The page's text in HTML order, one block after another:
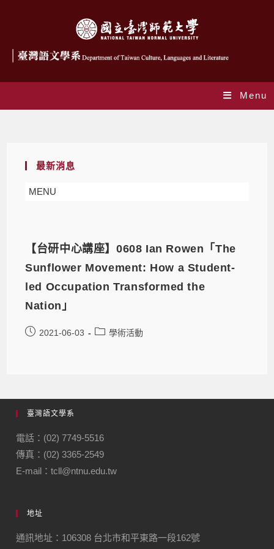
Menu
最新消息
MENU
【台研中心講座】0608 Ian Rowen「The
Sunflower Movement: How a Student-
led Occupation Transformed the
Nation」
2021-06-03 學術活動
臺灣語文學系
電話：(02) 7749-5516
傳真：(02) 3365-2549
E-mail：tcll@ntnu.edu.tw
地址
通訊地址：106308 台北市和平東路一段162號